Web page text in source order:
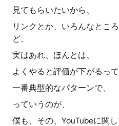
見てもらいたいから、
リンクとか、いろんなとこ
ど、
実はあれ、ほんとは、
よくやると評価が下がるって
一番典型的なパターンで、
っていうのが、
僕も、その、YouTubeに関し